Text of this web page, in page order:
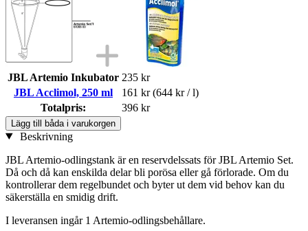
JBL Artemio Inkubator 235 kr
JBL Acclimol, 250 ml
161 kr (644 kr / l)
Totalpris:
396 kr
Lägg till båda i varukorgen
Beskrivning
JBL Artemio-odlingstank är en reservdelssats för JBL Artemio Set.
Då och då kan enskilda delar bli porösa eller gå förlorade. Om du
kontrollerar dem regelbundet och byter ut dem vid behov kan du
säkerställa en smidig drift.
I leveransen ingår 1 Artemio-odlingsbehållare.